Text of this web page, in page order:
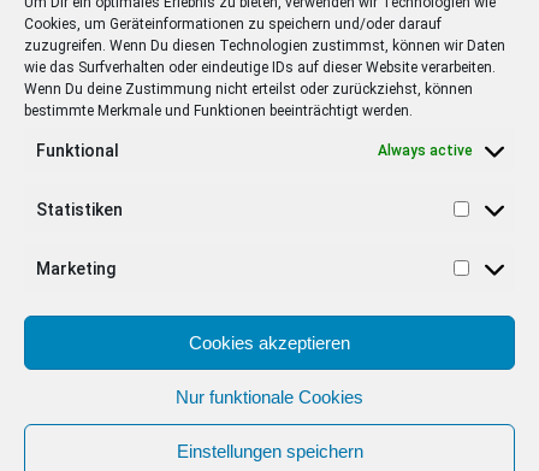
Cookies, um Geräteinformationen zu speichern und/oder darauf
zuzugreifen. Wenn Du diesen Technologien zustimmst, können wir Daten
wie das Surfverhalten oder eindeutige IDs auf dieser Website verarbeiten.
Wenn Du deine Zustimmung nicht erteilst oder zurückziehst, können
bestimmte Merkmale und Funktionen beeinträchtigt werden.
Funktional Always active
Statistiken
Marketing
Cookies akzeptieren
Nur funktionale Cookies
Einstellungen speichern
EMPFOHLEN
STARS 4 years ago
Barbara Schöneberger Moderatorin